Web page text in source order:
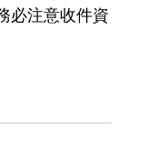
必注意收件資